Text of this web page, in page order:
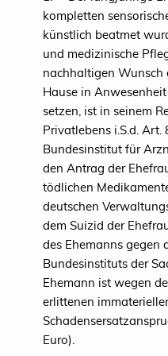
kompletten
künstlich beatmet
und medizinische
nachhaltigen Wunsch
Hause in
setzen, ist in seinem
Privatlebens i.S.d. Art.
Bundesinstitut für
den Antrag der
tödlichen
deutschen
dem Suizid der
des Ehemanns gegen
Bundesinstituts der
Ehemann ist wegen
erlittenen
Euro).